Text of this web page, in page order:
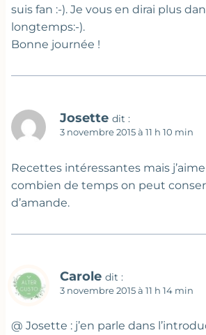
suis fan :-). Je vous en dirai plus
longtemps:-).
Bonne journée !
Josette dit :
3 novembre 2015 à 11 h 10 min
Recettes intéressantes mais
combien de temps on peut
d’amande.
Carole dit :
3 novembre 2015 à 11 h 14 min
@ Josette : j’en parle dans